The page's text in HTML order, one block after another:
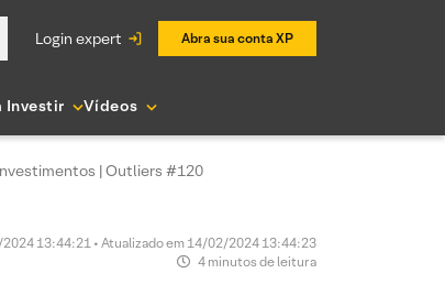
login expert Abra sua conta XP
Investir Vídeos
| Outliers #120
13:44:21 • Atualizado em 14/02/2024 13:44:23
4 minutos de leitura